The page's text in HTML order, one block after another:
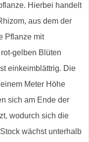
Hierbei handelt
aus dem der
Pflanze mit
gelben Blüten
einkeimblättrig. Die
Meter Höhe
sich am Ende der
wodurch sich die
wächst unterhalb